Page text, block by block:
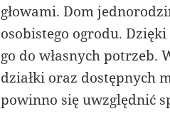
głowami. Dom
osobistego ogrodu.
go do własnych potrzeb.
działki oraz dostępnych
powinno się uwzględnić